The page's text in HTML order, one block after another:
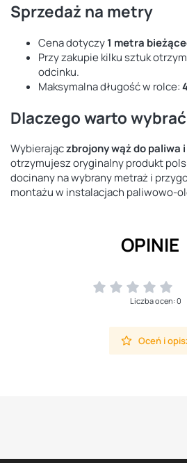
Sprzedaż na metry
Cena dotyczy1 metra
Przy zakupie kilku sztuk
odcinku.
Maksymalna długość w rolce:
Dlaczego warto wybrać
Wybierajączbrojony wąż do paliwa i
otrzymujesz oryginalny produkt
docinany na wybrany metraż i
montażu w instalacjach paliwowo-
OPINIE
Liczba ocen: 0
Oceń i